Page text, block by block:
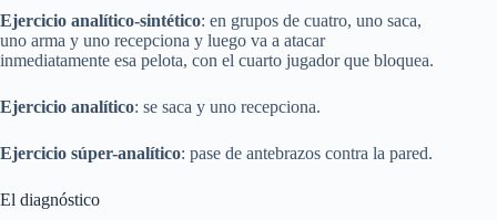
Ejercicio analítico-sintético: en grupos de cuatro, uno saca,
uno arma y uno recepciona y luego va a atacar
inmediatamente esa pelota, con el cuarto jugador que bloquea.
Ejercicio analítico: se saca y uno recepciona.
Ejercicio súper-analítico: pase de antebrazos contra la pared.
El diagnóstico